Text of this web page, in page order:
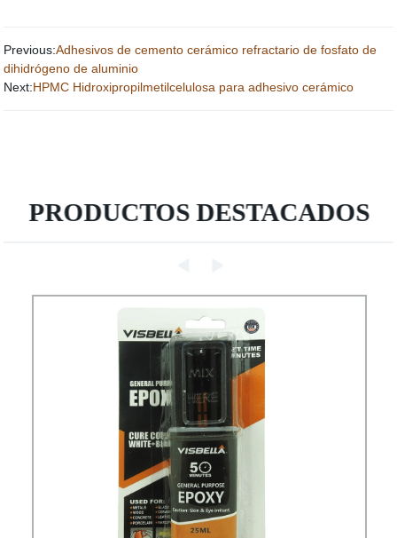
Previous:Adhesivos de cemento cerámico refractario de fosfato de
dihidrógeno de aluminio
Next:HPMC Hidroxipropilmetilcelulosa para adhesivo cerámico
PRODUCTOS DESTACADOS